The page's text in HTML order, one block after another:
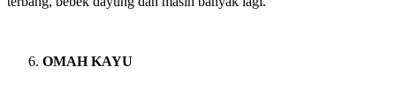
OMAH KAYU